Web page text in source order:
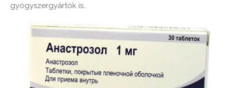
gyógyszergyártók is..